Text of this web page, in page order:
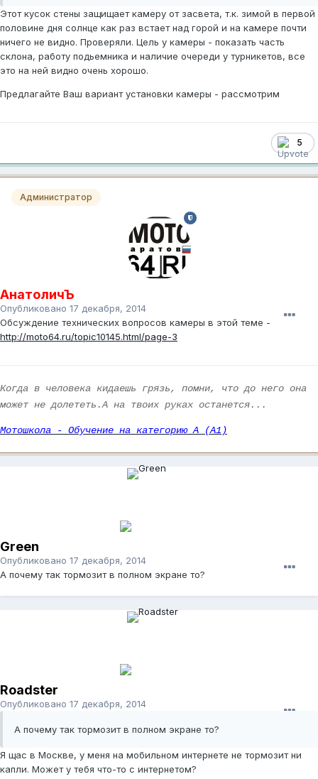
Этот кусок стены защищает камеру от засвета, т.к. зимой в первой
половине дня солнце как раз встает над горой и на камере почти
ничего не видно. Проверяли. Цель у камеры - показать часть
склона, работу подьемника и наличие очереди у турникетов, все
это на ней видно очень хорошо.
Предлагайте Ваш вариант установки камеры - рассмотрим
5
Администратор
АнатоличЪ
Опубликовано 17 декабря, 2014
Обсуждение технических вопросов камеры в этой теме -
http://moto64.ru/topic10145.html/page-3
Когда в человека кидаешь грязь, помни, что до него она
может не долететь.А на твоих руках останется...
Мотошкола - Обучение на категорию А (А1)
Green
Опубликовано 17 декабря, 2014
А почему так тормозит в полном экране то?
Roadster
Опубликовано 17 декабря, 2014
А почему так тормозит в полном экране то?
Я щас в Москве, у меня на мобильном интернете не тормозит ни
капли. Может у тебя что-то с интернетом?